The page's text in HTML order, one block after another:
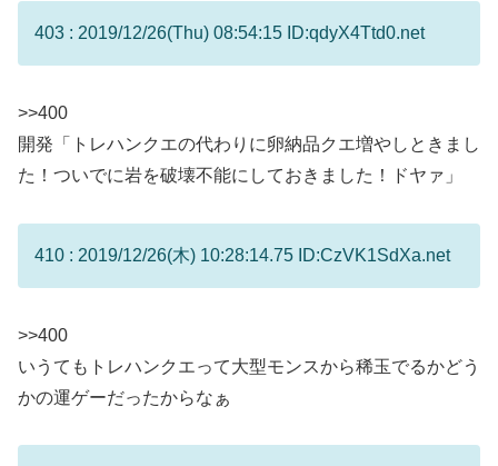
403 : 2019/12/26(Thu) 08:54:15 ID:qdyX4Ttd0.net
>>400
開発「トレハンクエの代わりに卵納品クエ増やしときまし
た！ついでに岩を破壊不能にしておきました！ドヤァ」
410 : 2019/12/26(木) 10:28:14.75 ID:CzVK1SdXa.net
>>400
いうてもトレハンクエって大型モンスから稀玉でるかどう
かの運ゲーだったからなぁ